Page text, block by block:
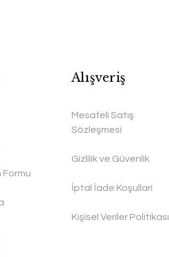
Formu
Alışveriş
Mesafeli Satış
Sözleşmesi
Gizlilik ve Güvenlik
İptal İade Koşullari
Kişisel Veriler Politikası